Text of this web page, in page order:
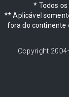
* Todos os
** Aplicável
fora do continente
Copyright